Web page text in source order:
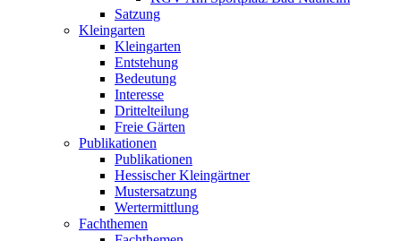
Satzung
Kleingarten
Kleingarten
Entstehung
Bedeutung
Interesse
Drittelteilung
Freie Gärten
Publikationen
Publikationen
Hessischer Kleingärtner
Mustersatzung
Wertermittlung
Fachthemen